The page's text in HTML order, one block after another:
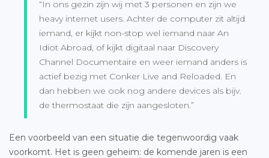
“In ons gezin zijn wij met 3 personen en zijn we
heavy internet users. Achter de computer zit altijd
iemand, er kijkt non-stop wel iemand naar An
Idiot Abroad, of kijkt digitaal naar Discovery
Channel Documentaire en weer iemand anders is
actief bezig met Conker Live and Reloaded. En
dan hebben we ook nog andere devices als bijv.
de thermostaat die zijn aangesloten.”
Een voorbeeld van een situatie die tegenwoordig vaak
voorkomt. Het is geen geheim: de komende jaren is een